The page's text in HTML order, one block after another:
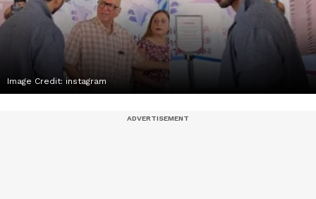
Image Credit: instagram